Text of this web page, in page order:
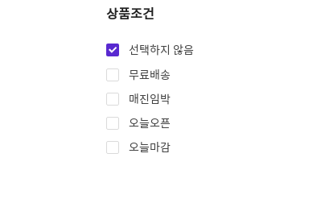
상품조건
선택하지 않음
무료배송
매진임박
오늘오픈
오늘마감